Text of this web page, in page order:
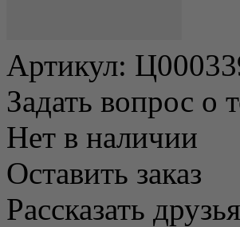
Артикул:
Задать вопрос о
Нет в наличии
Оставить заказ
Рассказать